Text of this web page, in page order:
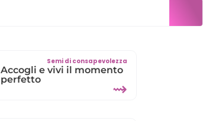
Semi di consapevolezza
Accogli e vivi il momento
perfetto
⇝